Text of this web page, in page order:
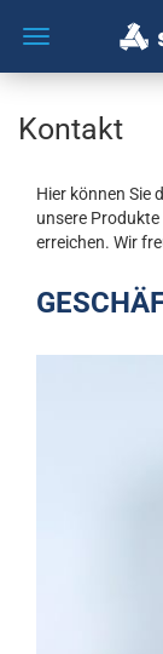
Kontakt
Hier können Sie
unsere Produkte
erreichen. Wir